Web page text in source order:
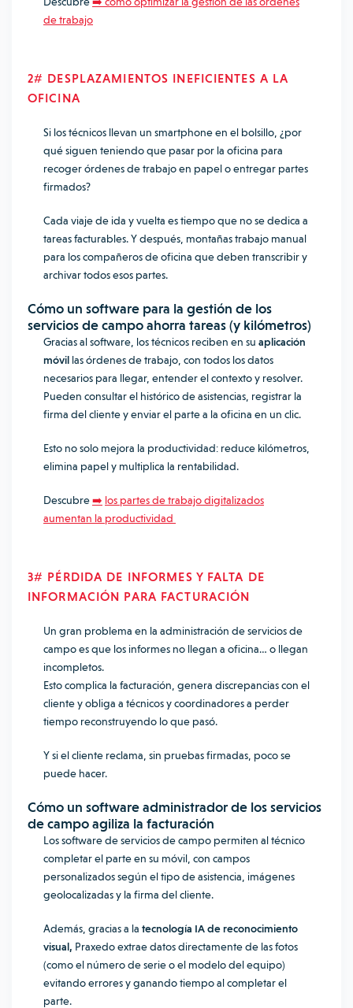
de trabajo
2# DESPLAZAMIENTOS INEFICIENTES A LA
OFICINA
Si los técnicos llevan un smartphone en el bolsillo, ¿por
qué siguen teniendo que pasar por la oficina para
recoger órdenes de trabajo en papel o entregar partes
firmados?
Cada viaje de ida y vuelta es tiempo que no se dedica a
tareas facturables. Y después, montañas trabajo manual
para los compañeros de oficina que deben transcribir y
archivar todos esos partes.
Cómo un software para la gestión de los
servicios de campoahorra tareas (y kilómetros)
Gracias al software, los técnicos reciben en su aplicación
móvil las órdenes de trabajo, con todos los datos
necesarios para llegar, entender el contexto y resolver.
Pueden consultar el histórico de asistencias, registrar la
firma del cliente y enviar el parte a la oficina en un clic.
Esto no solo mejora la productividad: reduce kilómetros,
elimina papel y multiplica la rentabilidad.
Descubre➡️ los partes de trabajo digitalizados
aumentan la productividad
3# PÉRDIDA DE INFORMES Y FALTA DE
INFORMACIÓN PARA FACTURACIÓN
Un gran problema en la administración de servicios de
campo es que los informes no llegan a oficina… o llegan
incompletos.
Esto complica la facturación, genera discrepancias con el
cliente y obliga a técnicos y coordinadores a perder
tiempo reconstruyendo lo que pasó.
Y si el cliente reclama, sin pruebas firmadas, poco se
puede hacer.
Cómo un software administrador de los servicios
de campoagiliza la facturación
Los software de servicios de campo permiten al técnico
completar el parte en su móvil, con campos
personalizados según el tipo de asistencia, imágenes
geolocalizadas y la firma del cliente.
Además, gracias a la tecnología IA de reconocimiento
visual, Praxedo extrae datos directamente de las fotos
(como el número de serie o el modelo del equipo)
evitando errores y ganando tiempo al completar el
parte.